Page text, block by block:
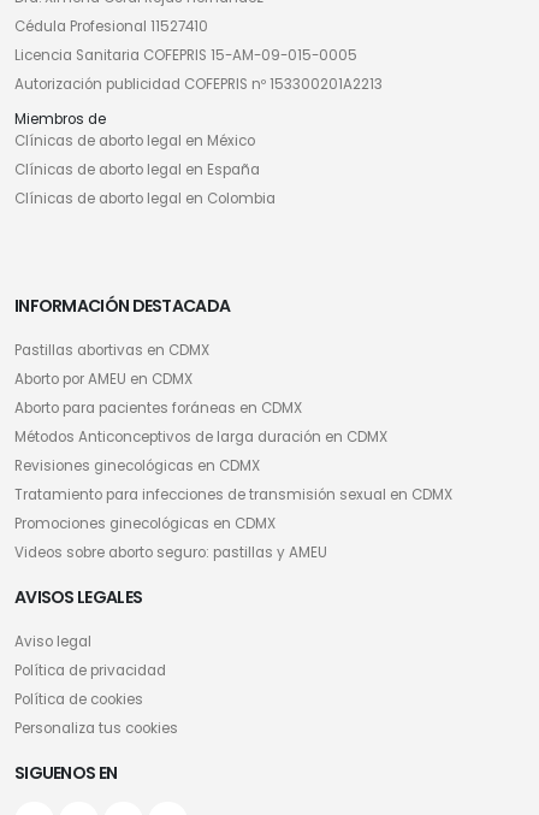
Cédula Profesional 11527410
Licencia Sanitaria COFEPRIS 15-AM-09-015-0005
Autorización publicidad COFEPRIS nº 153300201A2213
Miembros de
Clínicas de aborto legal en México
Clínicas de aborto legal en España
Clínicas de aborto legal en Colombia
INFORMACIÓN DESTACADA
Pastillas abortivas en CDMX
Aborto por AMEU en CDMX
Aborto para pacientes foráneas en CDMX
Métodos Anticonceptivos de larga duración en CDMX
Revisiones ginecológicas en CDMX
Tratamiento para infecciones de transmisión sexual en CDMX
Promociones ginecológicas en CDMX
Videos sobre aborto seguro: pastillas y AMEU
AVISOS LEGALES
Aviso legal
Política de privacidad
Política de cookies
Personaliza tus cookies
SIGUENOS EN